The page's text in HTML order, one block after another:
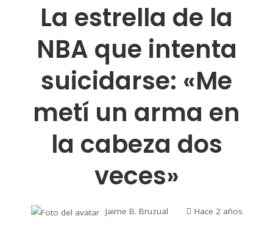
La estrella de la
NBA que intenta
suicidarse: «Me
metí un arma en
la cabeza dos
veces»
Jaime B. Bruzual Hace 2 años